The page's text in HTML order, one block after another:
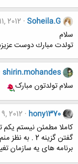
Soheila.G
2012
سلام
تولدت مبارك دوست
shirin.mohandes
سلام تولدتون مبارک
hony1370
2012
کاملا مطمئن نیستم یکم
گفتن گزینه
برنامه های یه سازمان